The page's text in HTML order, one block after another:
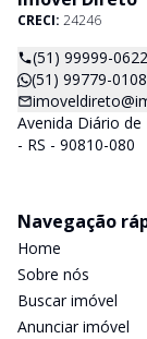
CRECI: 24246
(51) 99779-0108
Avenida Diário
- RS - 90810-080
Navegação
Home
Sobre nós
Buscar imóvel
Anunciar imóvel